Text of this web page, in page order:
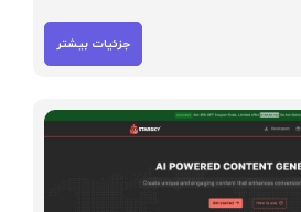
جزئیات بیشتر